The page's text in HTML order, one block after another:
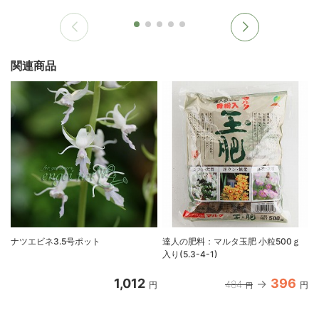
関連商品
ナツエビネ3.5号ポット
1,012 円
達人の肥料：マルタ玉肥 小粒500ｇ
入り(5.3-4-1)
484 円 396 円